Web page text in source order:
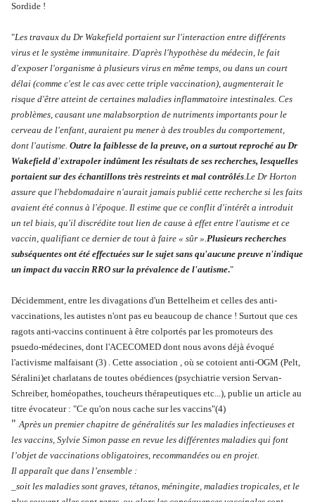
Sordide !
"Les travaux du Dr Wakefield portaient sur l'interaction entre différents
virus et le système immunitaire. D'après l'hypothèse du médecin, le fait
d'exposer l'organisme à plusieurs virus en même temps, ou dans un court
délai (comme c'est le cas avec cette triple vaccination), augmenterait le
risque d'être atteint de certaines maladies inflammatoire intestinales. Ces
problèmes, causant une malabsorption de nutriments importants pour le
cerveau de l'enfant, auraient pu mener à des troubles du comportement,
dont l'autisme. Outre la faiblesse de la preuve, on a surtout reproché au Dr
Wakefield d'extrapoler indûment les résultats de ses recherches, lesquelles
portaient sur des échantillons très restreints et mal contrôlés.Le Dr Horton
assure que l'hebdomadaire n'aurait jamais publié cette recherche si les faits
avaient été connus à l'époque. Il estime que ce conflit d'intérêt a introduit
un tel biais, qu'il discrédite tout lien de cause à effet entre l'autisme et ce
vaccin, qualifiant ce dernier de tout à faire « sûr ».Plusieurs recherches
subséquentes ont été effectuées sur le sujet sans qu'aucune preuve n'indique
un impact du vaccin RRO sur la prévalence de l'autisme."
Décidemment, entre les divagations d'un Bettelheim et celles des anti-
vaccinations, les autistes n'ont pas eu beaucoup de chance ! Surtout que ces
ragots anti-vaccins continuent à être colportés par les promoteurs des
psuedo-médecines, dont l'ACECOMED dont nous avons déjà évoqué
l'activisme malfaisant (3) . Cette association , où se cotoient anti-OGM (Pelt,
Séralini)et charlatans de toutes obédiences (psychiatrie version Servan-
Schreiber, homéopathes, toucheurs thérapeutiques etc...), publie un article au
titre évocateur : "Ce qu'on nous cache sur les vaccins"(4)
" Après un premier chapitre de généralités sur les maladies infectieuses et
les vaccins, Sylvie Simon passe en revue les différentes maladies qui font
l’objet de vaccinations obligatoires, recommandées ou en projet.
Il apparaît que dans l’ensemble :
_soit les maladies sont graves, tétanos, méningite, maladies tropicales, et le